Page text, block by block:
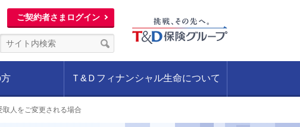
ご契約者さまログイン
Ｔ&Ｄフィナンシャル生命について
取人をご変更される場合